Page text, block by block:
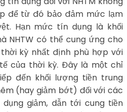
để từ đó bảo đảm mức lạm
Hạn mức tín dụng là khối
NHTW có thể cung ứng cho
kỳ nhất định phù hợp với
của thời kỳ. Đây là một chỉ
đến khối lượng tiền trung
(hay giảm bớt) đối với các
giảm, dẫn tới cung tiền